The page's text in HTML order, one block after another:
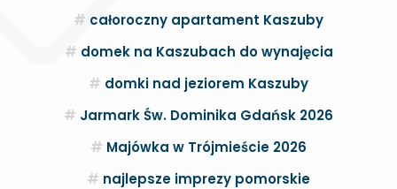
całoroczny apartament Kaszuby
domek na Kaszubach do wynajęcia
domki nad jeziorem Kaszuby
Jarmark Św. Dominika Gdańsk 2026
Majówka w Trójmieście 2026
najlepsze imprezy pomorskie